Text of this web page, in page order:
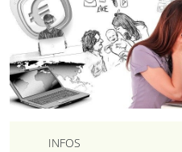
INFOS